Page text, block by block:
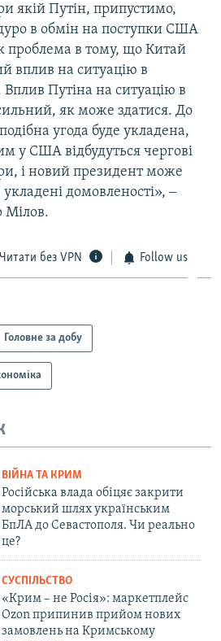
якій Путін, припустимо,
в обмін на поступки США
проблема в тому, що Китай
вплив на ситуацію в
Вплив Путіна на ситуацію в
як може здатися. До
угода буде укладена,
у США відбудуться чергові
і новий президент може
домовленості», ‒
Мілов.
Читати без VPN Follow us
Головне за добу
ВІЙНА ТА КРИМ
Російська влада обіцяє закрити
морський шлях українським
БпЛА до Севастополя. Чи реально
це?
СУСПІЛЬСТВО
«Крим – не Росія»: маркетплейс
Ozon припинив прийом нових
замовлень на Кримському